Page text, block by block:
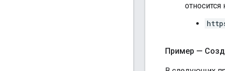
относится
Пример —